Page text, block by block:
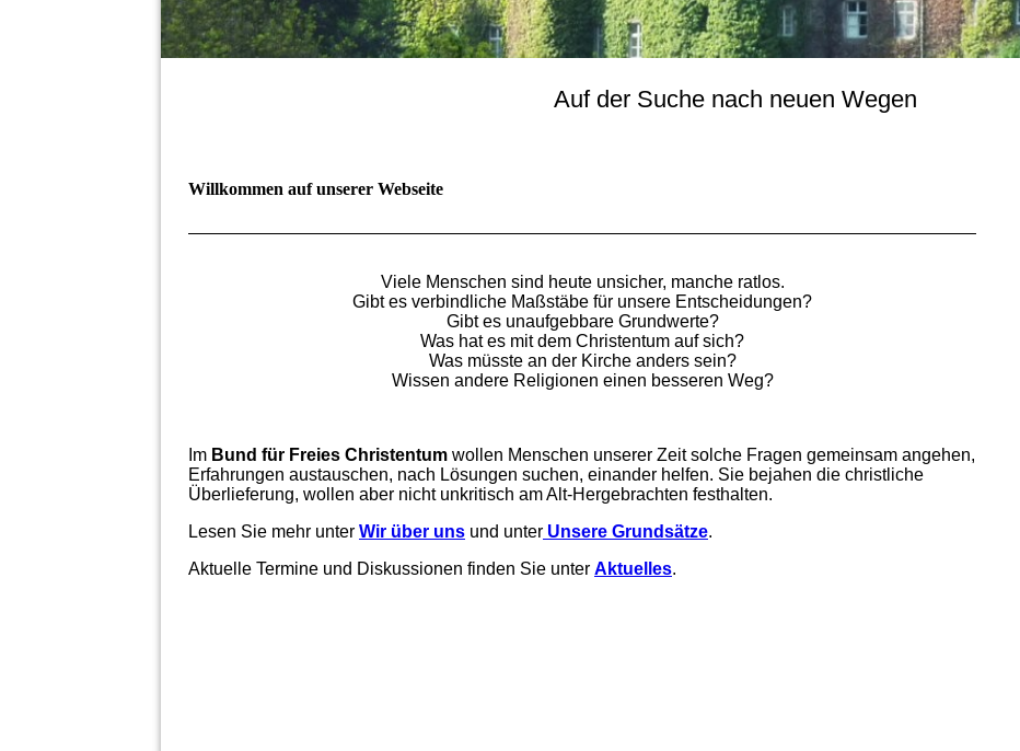
Auf der Suche nach neuen Wegen
Willkommen auf unserer Webseite
Viele Menschen sind heute unsicher, manche ratlos.
Gibt es verbindliche Maßstäbe für unsere Entscheidungen?
Gibt es unaufgebbare Grundwerte?
Was hat es mit dem Christentum auf sich?
Was müsste an der Kirche anders sein?
Wissen andere Religionen einen besseren Weg?
Im Bund für Freies Christentum wollen Menschen unserer Zeit solche Fragen gemeinsam angehen,
Erfahrungen austauschen, nach Lösungen suchen, einander helfen. Sie bejahen die christliche
Überlieferung, wollen aber nicht unkritisch am Alt-Hergebrachten festhalten.
Lesen Sie mehr unter Wir über uns und unter Unsere Grundsätze.
Aktuelle Termine und Diskussionen finden Sie unter Aktuelles.